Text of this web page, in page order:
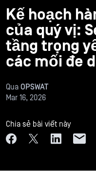
Kế hoạch
của quý vị:
tầng trọng
các mối đe
Qua OPSWAT
Mar 16, 2026
Chia sẻ bài viết này